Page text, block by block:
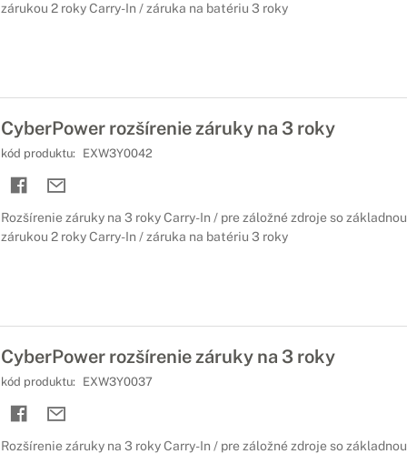
zárukou 2 roky Carry-In / záruka na batériu 3 roky
CyberPower rozšírenie záruky na 3 roky
kód produktu: EXW3Y0042
Rozšírenie záruky na 3 roky Carry-In / pre záložné zdroje so základnou
zárukou 2 roky Carry-In / záruka na batériu 3 roky
CyberPower rozšírenie záruky na 3 roky
kód produktu: EXW3Y0037
Rozšírenie záruky na 3 roky Carry-In / pre záložné zdroje so základnou